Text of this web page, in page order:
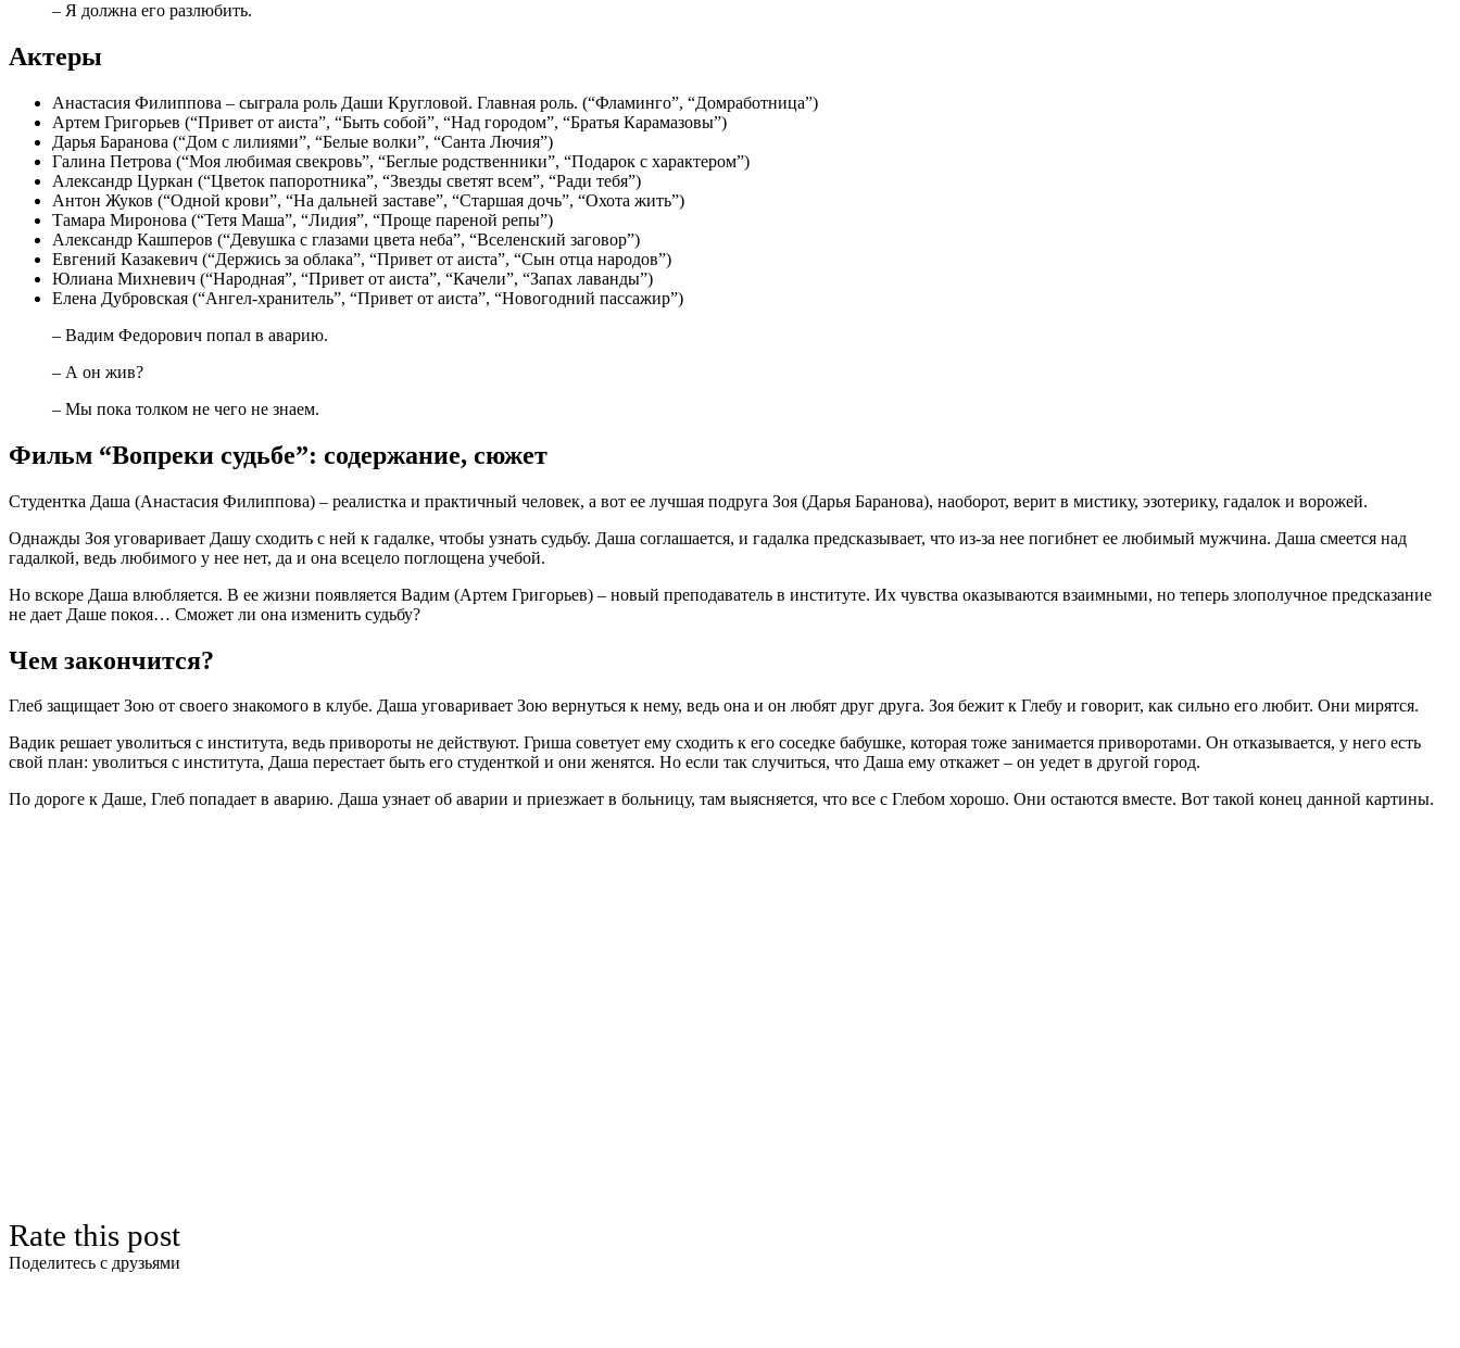
– Я должна его разлюбить.
Актеры
Анастасия Филиппова – сыграла роль Даши Кругловой. Главная роль. (“Фламинго”, “Домработница”)
Артем Григорьев (“Привет от аиста”, “Быть собой”, “Над городом”, “Братья Карамазовы”)
Дарья Баранова (“Дом с лилиями”, “Белые волки”, “Санта Лючия”)
Галина Петрова (“Моя любимая свекровь”, “Беглые родственники”, “Подарок с характером”)
Александр Цуркан (“Цветок папоротника”, “Звезды светят всем”, “Ради тебя”)
Антон Жуков (“Одной крови”, “На дальней заставе”, “Старшая дочь”, “Охота жить”)
Тамара Миронова (“Тетя Маша”, “Лидия”, “Проще пареной репы”)
Александр Кашперов (“Девушка с глазами цвета неба”, “Вселенский заговор”)
Евгений Казакевич (“Держись за облака”, “Привет от аиста”, “Сын отца народов”)
Юлиана Михневич (“Народная”, “Привет от аиста”, “Качели”, “Запах лаванды”)
Елена Дубровская (“Ангел-хранитель”, “Привет от аиста”, “Новогодний пассажир”)
– Вадим Федорович попал в аварию.
– А он жив?
– Мы пока толком не чего не знаем.
Фильм “Вопреки судьбе”: содержание, сюжет
Студентка Даша (Анастасия Филиппова) – реалистка и практичный человек, а вот ее лучшая подруга Зоя (Дарья Баранова), наоборот, верит в мистику, эзотерику, гадалок и ворожей.
Однажды Зоя уговаривает Дашу сходить с ней к гадалке, чтобы узнать судьбу. Даша соглашается, и гадалка предсказывает, что из-за нее погибнет ее любимый мужчина. Даша смеется над
гадалкой, ведь любимого у нее нет, да и она всецело поглощена учебой.
Но вскоре Даша влюбляется. В ее жизни появляется Вадим (Артем Григорьев) – новый преподаватель в институте. Их чувства оказываются взаимными, но теперь злополучное предсказание
не дает Даше покоя… Сможет ли она изменить судьбу?
Чем закончится?
Глеб защищает Зою от своего знакомого в клубе. Даша уговаривает Зою вернуться к нему, ведь она и он любят друг друга. Зоя бежит к Глебу и говорит, как сильно его любит. Они мирятся.
Вадик решает уволиться с института, ведь привороты не действуют. Гриша советует ему сходить к его соседке бабушке, которая тоже занимается приворотами. Он отказывается, у него есть
свой план: уволиться с института, Даша перестает быть его студенткой и они женятся. Но если так случиться, что Даша ему откажет – он уедет в другой город.
По дороге к Даше, Глеб попадает в аварию. Даша узнает об аварии и приезжает в больницу, там выясняется, что все с Глебом хорошо. Они остаются вместе. Вот такой конец данной картины.
Rate this post
Поделитесь с друзьями